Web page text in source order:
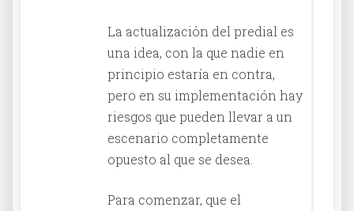
La actualización del predial es
una idea, con la que nadie en
principio estaría en contra,
pero en su implementación hay
riesgos que pueden llevar a un
escenario completamente
opuesto al que se desea.
Para comenzar, que el